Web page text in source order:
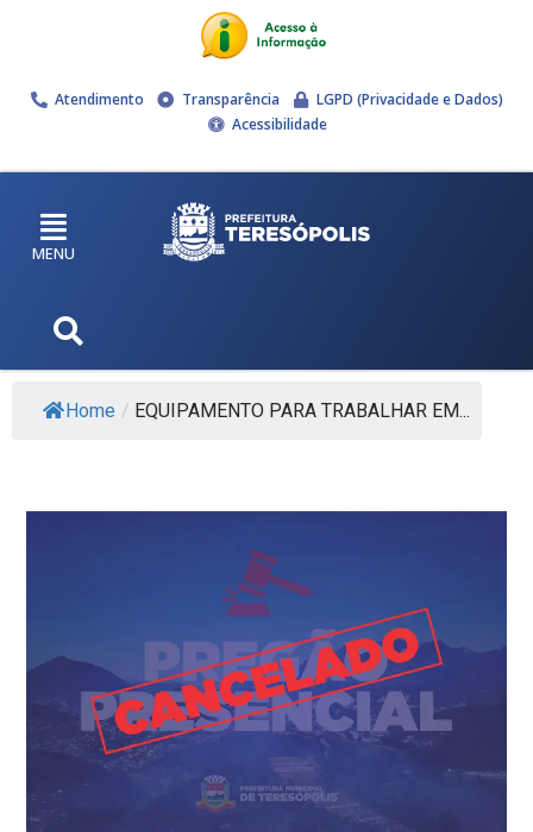
Atendimento Transparência
LGPD (Privacidade e Dados)
Acessibilidade
MENU
Home / EQUIPAMENTO PARA TRABALHAR EM...